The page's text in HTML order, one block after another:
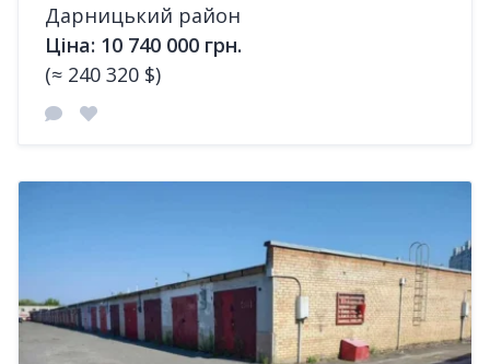
Дарницький район
Ціна: 10 740 000 грн.
(≈ 240 320 $)